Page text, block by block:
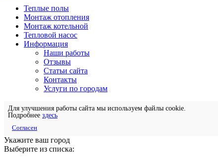
Теплые полы
Монтаж отопления
Монтаж котельной
Тепловой насос
Информация
Наши работы
Отзывы
Статьи сайта
Контакты
Услуги по городам
Для улучшения работы сайта мы используем файлы cookie.
Подробнее здесь
Согласен
Укажите ваш город
Выберите из списка: